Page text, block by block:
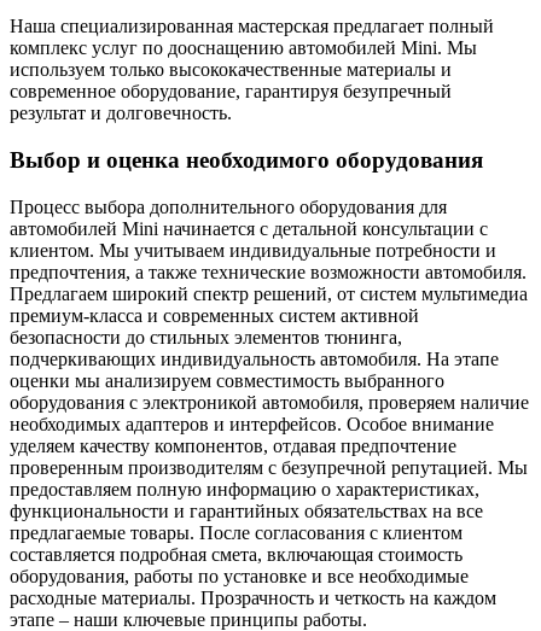
Наша специализированная мастерская предлагает полный
комплекс услуг по дооснащению автомобилей Mini. Мы
используем только высококачественные материалы и
современное оборудование, гарантируя безупречный
результат и долговечность.
Выбор и оценка необходимого оборудования
Процесс выбора дополнительного оборудования для
автомобилей Mini начинается с детальной консультации с
клиентом. Мы учитываем индивидуальные потребности и
предпочтения, а также технические возможности автомобиля.
Предлагаем широкий спектр решений, от систем мультимедиа
премиум-класса и современных систем активной
безопасности до стильных элементов тюнинга,
подчеркивающих индивидуальность автомобиля. На этапе
оценки мы анализируем совместимость выбранного
оборудования с электроникой автомобиля, проверяем наличие
необходимых адаптеров и интерфейсов. Особое внимание
уделяем качеству компонентов, отдавая предпочтение
проверенным производителям с безупречной репутацией. Мы
предоставляем полную информацию о характеристиках,
функциональности и гарантийных обязательствах на все
предлагаемые товары. После согласования с клиентом
составляется подробная смета, включающая стоимость
оборудования, работы по установке и все необходимые
расходные материалы. Прозрачность и четкость на каждом
этапе – наши ключевые принципы работы.